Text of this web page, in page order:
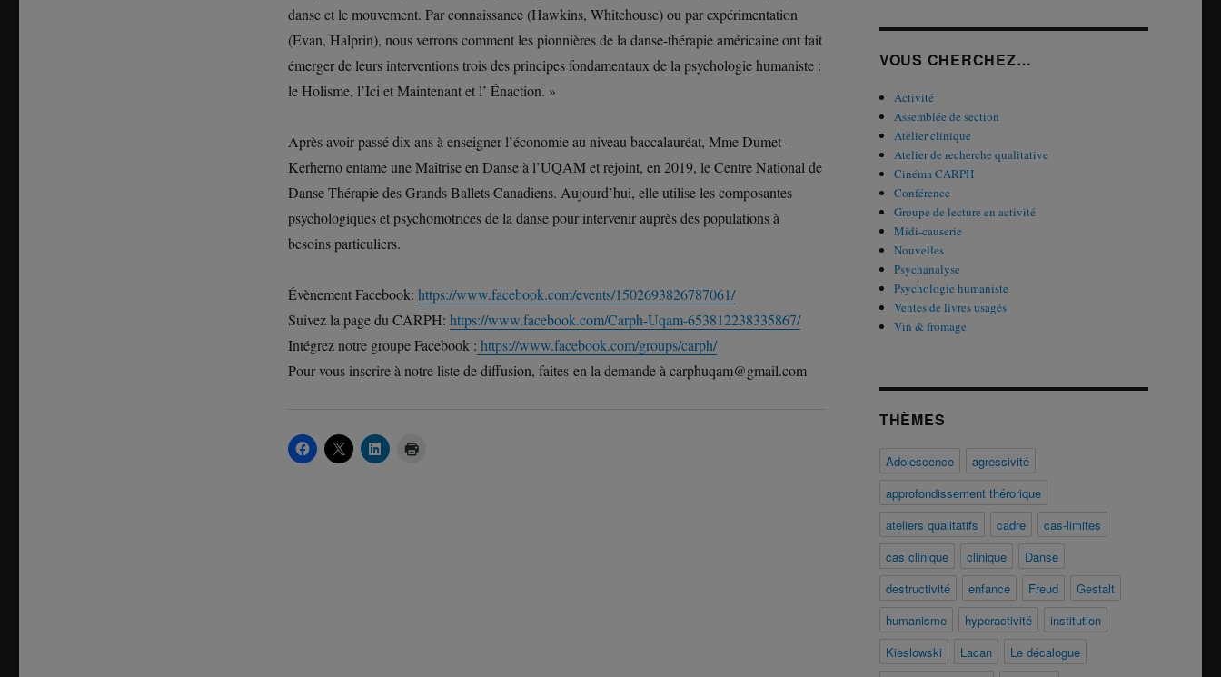
danse et le mouvement. Par connaissance (Hawkins, Whitehouse) ou par expérimentation
(Evan, Halprin), nous verrons comment les pionnières de la danse-thérapie américaine ont fait
émerger de leurs interventions trois des principes fondamentaux de la psychologie humaniste :
le Holisme, l’Ici et Maintenant et l’ Énaction. »
Après avoir passé dix ans à enseigner l’économie au niveau baccalauréat, Mme Dumet-
Kerherno entame une Maîtrise en Danse à l’UQAM et rejoint, en 2019, le Centre National de
Danse Thérapie des Grands Ballets Canadiens. Aujourd’hui, elle utilise les composantes
psychologiques et psychomotrices de la danse pour intervenir auprès des populations à
besoins particuliers.
Évènement Facebook: https://www.facebook.com/events/1502693826787061/
Suivez la page du CARPH: https://www.facebook.com/Carph-Uqam-653812238335867/
Intégrez notre groupe Facebook : https://www.facebook.com/groups/carph/
Pour vous inscrire à notre liste de diffusion, faites-en la demande à carphuqam@gmail.com
VOUS CHERCHEZ…
Activité
Assemblée de section
Atelier clinique
Atelier de recherche qualitative
Cinéma CARPH
Conférence
Groupe de lecture en activité
Midi-causerie
Nouvelles
Psychanalyse
Psychologie humaniste
Ventes de livres usagés
Vin & fromage
THÈMES
Adolescence
agressivité
approfondissement thérorique
ateliers qualitatifs
cadre
cas-limites
cas clinique
clinique
Danse
destructivité
enfance Freud
Gestalt
humanisme
hyperactivité
institution
Kieslowski
Lacan
Le décalogue